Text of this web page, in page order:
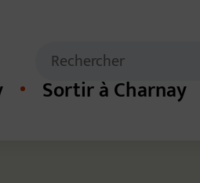
Recherche
Mots clés de minimum 3
Sortir à Charnay